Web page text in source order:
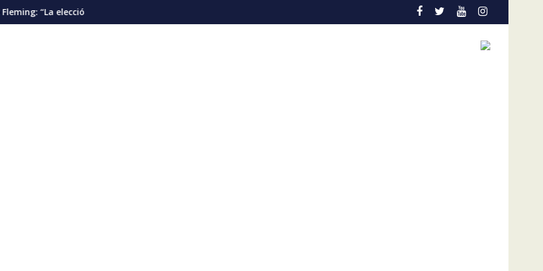
debería pautarse para diciembre de 2028”
Cáncer de pulmón en Venezuela: la detección temprana es la gran aliada para salvar vidas